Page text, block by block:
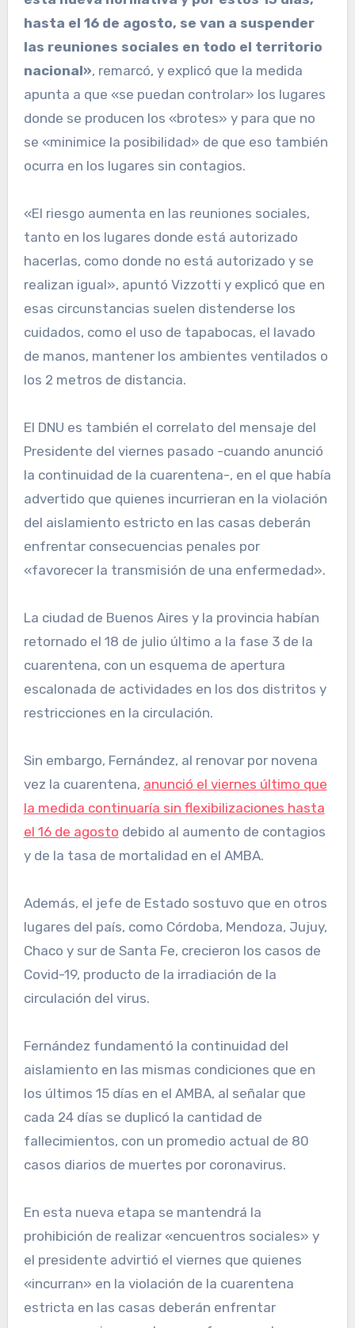
hasta el 16 de agosto, se van a suspender
las reuniones sociales en todo el territorio
nacional», remarcó, y explicó que la medida
apunta a que «se puedan controlar» los lugares
donde se producen los «brotes» y para que no
se «minimice la posibilidad» de que eso también
ocurra en los lugares sin contagios.
«El riesgo aumenta en las reuniones sociales,
tanto en los lugares donde está autorizado
hacerlas, como donde no está autorizado y se
realizan igual», apuntó Vizzotti y explicó que en
esas circunstancias suelen distenderse los
cuidados, como el uso de tapabocas, el lavado
de manos, mantener los ambientes ventilados o
los 2 metros de distancia.
El DNU es también el correlato del mensaje del
Presidente del viernes pasado -cuando anunció
la continuidad de la cuarentena-, en el que había
advertido que quienes incurrieran en la violación
del aislamiento estricto en las casas deberán
enfrentar consecuencias penales por
«favorecer la transmisión de una enfermedad».
La ciudad de Buenos Aires y la provincia habían
retornado el 18 de julio último a la fase 3 de la
cuarentena, con un esquema de apertura
escalonada de actividades en los dos distritos y
restricciones en la circulación.
Sin embargo, Fernández, al renovar por novena
vez la cuarentena, anunció el viernes último que
la medida continuaría sin flexibilizaciones hasta
el 16 de agosto debido al aumento de contagios
y de la tasa de mortalidad en el AMBA.
Además, el jefe de Estado sostuvo que en otros
lugares del país, como Córdoba, Mendoza, Jujuy,
Chaco y sur de Santa Fe, crecieron los casos de
Covid-19, producto de la irradiación de la
circulación del virus.
Fernández fundamentó la continuidad del
aislamiento en las mismas condiciones que en
los últimos 15 días en el AMBA, al señalar que
cada 24 días se duplicó la cantidad de
fallecimientos, con un promedio actual de 80
casos diarios de muertes por coronavirus.
En esta nueva etapa se mantendrá la
prohibición de realizar «encuentros sociales» y
el presidente advirtió el viernes que quienes
«incurran» en la violación de la cuarentena
estricta en las casas deberán enfrentar